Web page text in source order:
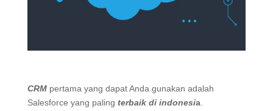
CRM pertama yang dapat Anda gunakan adalah
Salesforce yang paling terbaik di indonesia.